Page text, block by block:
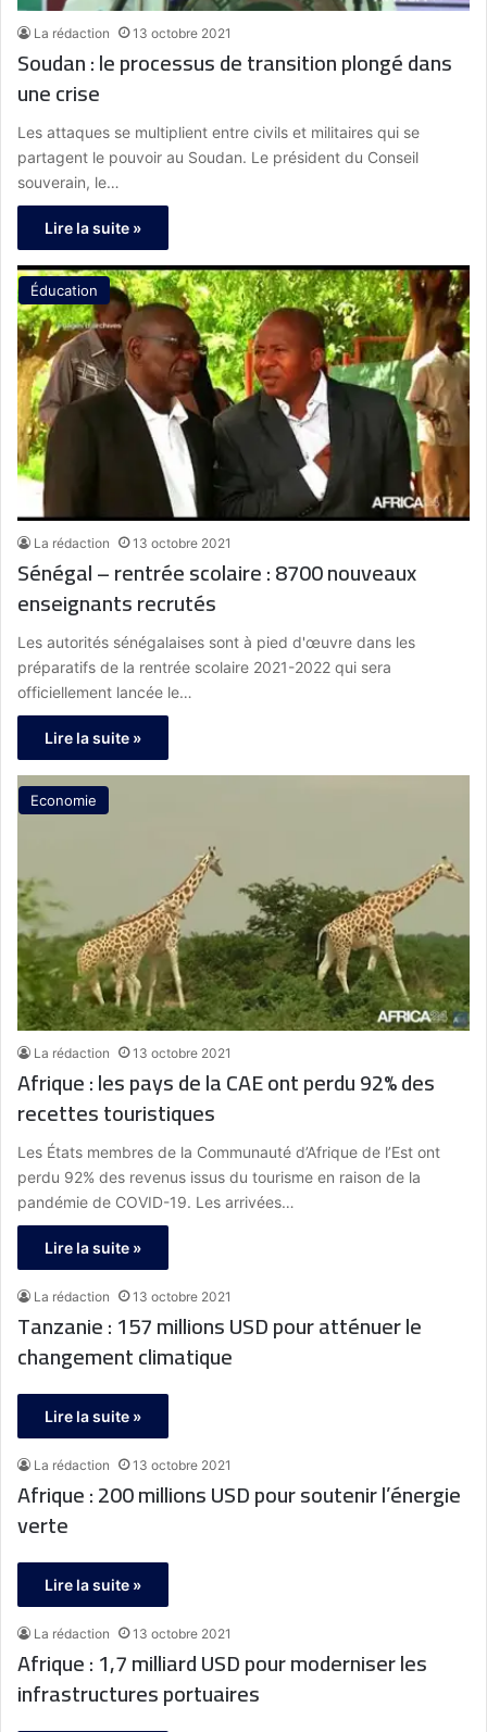
La rédaction 13 octobre 2021
Soudan : le processus de transition plongé dans
une crise
Les attaques se multiplient entre civils et militaires qui se
partagent le pouvoir au Soudan. Le président du Conseil
souverain, le…
Lire la suite »
Éducation
La rédaction 13 octobre 2021
Sénégal – rentrée scolaire : 8700 nouveaux
enseignants recrutés
Les autorités sénégalaises sont à pied d'œuvre dans les
préparatifs de la rentrée scolaire 2021-2022 qui sera
officiellement lancée le…
Lire la suite »
Economie
La rédaction 13 octobre 2021
Afrique : les pays de la CAE ont perdu 92% des
recettes touristiques
Les États membres de la Communauté d’Afrique de l’Est ont
perdu 92% des revenus issus du tourisme en raison de la
pandémie de COVID-19. Les arrivées…
Lire la suite »
La rédaction 13 octobre 2021
Tanzanie : 157 millions USD pour atténuer le
changement climatique
Lire la suite »
La rédaction 13 octobre 2021
Afrique : 200 millions USD pour soutenir l’énergie
verte
Lire la suite »
La rédaction 13 octobre 2021
Afrique : 1,7 milliard USD pour moderniser les
infrastructures portuaires